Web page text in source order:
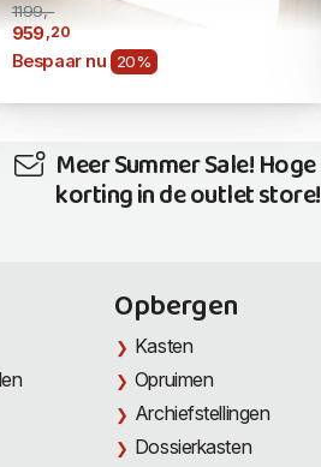
1199,-
959 ,20
Bespaar nu 20%
Meer Summer Sale! Hoge
korting in de outlet store!
Opbergen
Kasten
Opruimen
Archiefstellingen
Dossierkasten